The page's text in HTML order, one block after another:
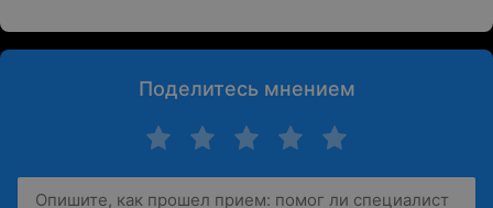
Поделитесь мнением